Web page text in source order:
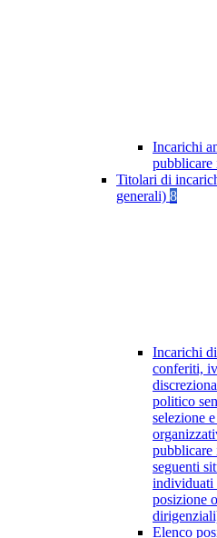
Incarichi
pubblicare
Titolari di
generali) 8
Incarichi
conferiti,
politico
selezione
pubblicare
seguenti
individuati
posizione
Elenco